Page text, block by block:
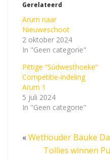
Gerelateerd
Arum naar
Nieuweschoot
2 oktober 2024
In "Geen categorie"
Pittige “Súdwesthoeke”
Competitie-indeling
Arum 1
5 juli 2024
In "Geen categorie"
«Wethouder Bauke
Tollies winnen